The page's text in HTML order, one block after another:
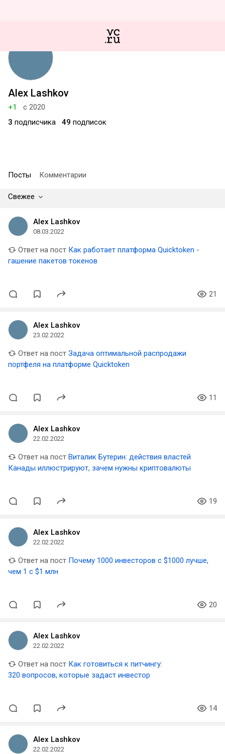
Alex Lashkov
+1
с 2020
3 подписчика 49 подписок
Посты Комментарии
Свежее
Alex Lashkov
08.03.2022
Ответ на пост Как работает платформа Quicktoken -
гашение пакетов токенов
21
Alex Lashkov
23.02.2022
Ответ на пост Задача оптимальной распродажи
портфеля на платформе Quicktoken
11
Alex Lashkov
22.02.2022
Ответ на пост Виталик Бутерин: действия властей
Канады иллюстрируют, зачем нужны криптовалюты
19
Alex Lashkov
22.02.2022
Ответ на пост Почему 1000 инвесторов с $1000 лучше,
чем 1 с $1 млн
20
Alex Lashkov
22.02.2022
Ответ на пост Как готовиться к питчингу:
320 вопросов, которые задаст инвестор
14
Alex Lashkov
22.02.2022